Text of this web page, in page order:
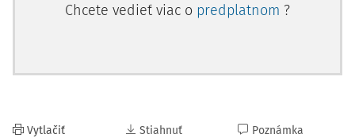
Chcete vedieť viac o predplatnom ?
Vytlačiť Stiahnuť Poznámka